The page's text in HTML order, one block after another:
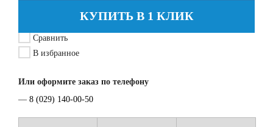
КУПИТЬ В 1 КЛИК
Сравнить
В избранное
Или оформите заказ по телефону
— 8 (029) 140-00-50